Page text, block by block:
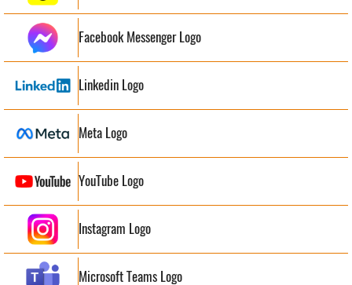
Facebook Messenger Logo
Linkedin Logo
Meta Logo
YouTube Logo
Instagram Logo
Microsoft Teams Logo